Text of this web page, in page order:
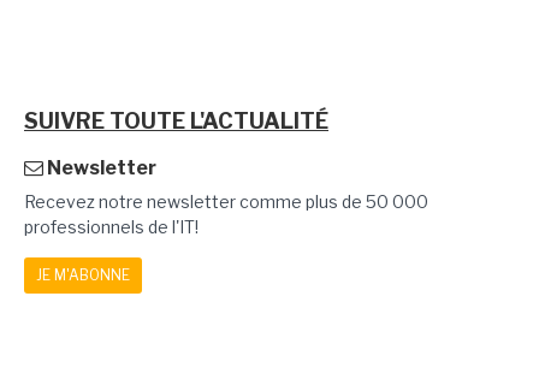
SUIVRE TOUTE L'ACTUALITÉ
Newsletter
Recevez notre newsletter comme plus de 50 000
professionnels de l'IT!
JE M'ABONNE